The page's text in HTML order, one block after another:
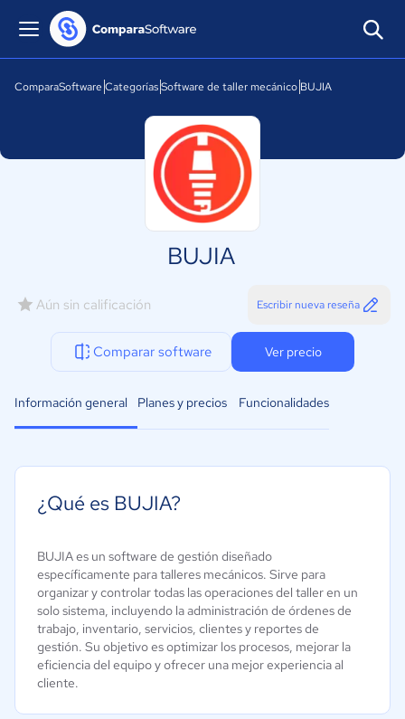
ComparaSoftware CategoríasSoftware de taller mecánico BUJIA
BUJIA
Aún sin calificación Escribir nueva reseña
Comparar software Ver precio
Información general Planes y precios Funcionalidades
¿Qué es BUJIA?
BUJIA es un software de gestión diseñado
específicamente para talleres mecánicos. Sirve para
organizar y controlar todas las operaciones del taller en un
solo sistema, incluyendo la administración de órdenes de
trabajo, inventario, servicios, clientes y reportes de
gestión. Su objetivo es optimizar los procesos, mejorar la
eficiencia del equipo y ofrecer una mejor experiencia al
cliente.